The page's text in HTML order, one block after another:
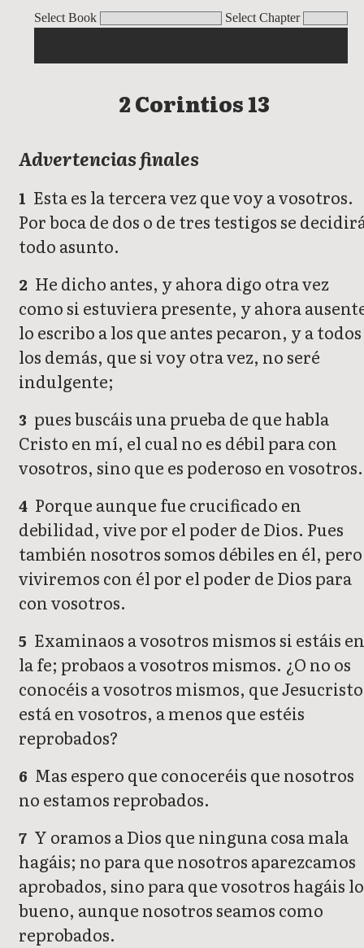
Select Book Select Chapter
2 Corintios
2 Corintios 13
Advertencias finales
1 Esta es la tercera vez que voy a vosotros.
Por boca de dos o de tres testigos se
todo asunto.
2 He dicho antes, y ahora digo otra vez
como si estuviera presente, y ahora
lo escribo a los que antes pecaron, y a todos
los demás, que si voy otra vez, no seré
indulgente;
3 pues buscáis una prueba de que habla
Cristo en mí, el cual no es débil para con
vosotros, sino que es poderoso en vosotros.
4 Porque aunque fue crucificado en
debilidad, vive por el poder de Dios. Pues
también nosotros somos débiles en él, pero
viviremos con él por el poder de Dios para
con vosotros.
5 Examinaos a vosotros mismos si estáis
la fe; probaos a vosotros mismos. ¿O no os
conocéis a vosotros mismos, que Jesucristo
está en vosotros, a menos que estéis
reprobados?
6 Mas espero que conoceréis que nosotros
no estamos reprobados.
7 Y oramos a Dios que ninguna cosa mala
hagáis; no para que nosotros aparezcamos
aprobados, sino para que vosotros hagáis lo
bueno, aunque nosotros seamos como
reprobados.